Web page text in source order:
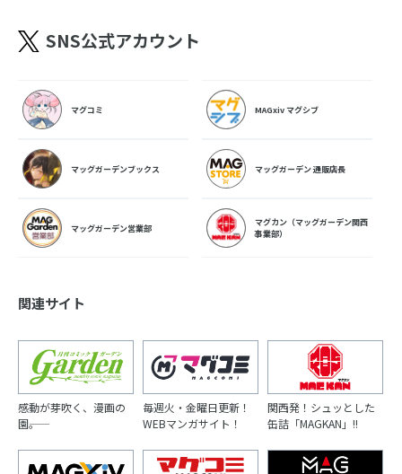
SNS公式アカウント
マグコミ MAGxiv マグシブ
マッグガーデンブックス マッグガーデン 通販店長
マッグガーデン営業部
マグカン（マッグガーデン関西
事業部）
関連サイト
感動が芽吹く、漫画の
園――。
毎週火・金曜日更新！
WEBマンガサイト！
関西発！シュッとした
缶詰「MAGKAN」!!